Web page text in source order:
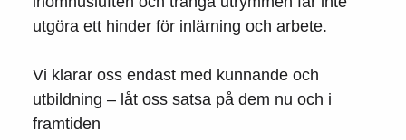
utgöra ett hinder för inlärning och arbete.
Vi klarar oss endast med kunnande och
utbildning – låt oss satsa på dem nu och i
framtiden